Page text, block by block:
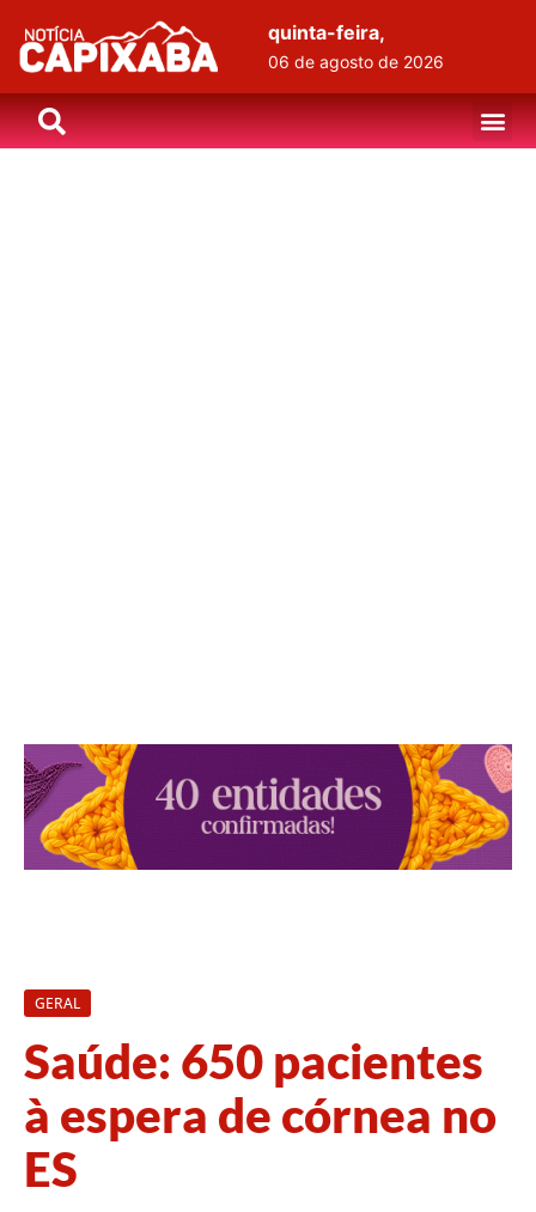
quinta-feira,
06 de agosto de 2026
GERAL
Saúde: 650 pacientes
à espera de córnea no
ES